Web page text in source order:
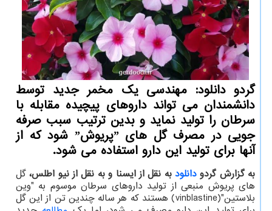
گردو دانلود: مهندسی یک مخمر جدید توسط
دانشمندان می تواند داروهای پیچیده مقابله با
سرطان را تولید نماید و بدین ترتیب سبب صرفه
جویی در مصرف گل های ˮپریوشˮ شود که از
آنها برای تولید این دارو استفاده می شود.
به گزارش گردودانلود به نقل از ایسنا و به نقل از نیو اطلس، گل
های پریوش منبعی از تولید داروهای سرطان موسوم به "وین
بلاستین"(vinblastine) هستند که هر ساله چندین تن از این گل